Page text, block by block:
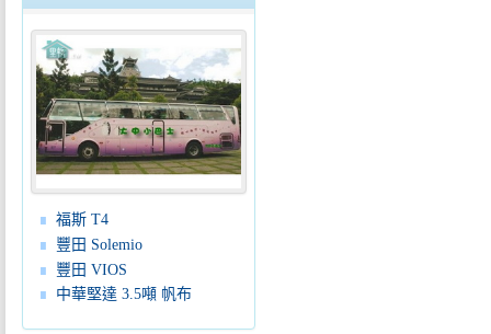
福斯 T4
豐田 Solemio
豐田 VIOS
中華堅達 3.5噸 帆布